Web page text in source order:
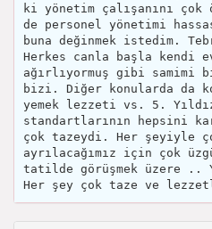
ki yönetim çalışanını çok
de personel yönetimi
buna değinmek istedim.
Herkes canla başla kendi
ağırlıyormuş gibi samimi
bizi. Diğer konularda da
yemek lezzeti vs. 5.
standartlarının hepsini
çok tazeydi. Her şeyiyle
ayrılacağımız için çok
tatilde görüşmek üzere ..
Her şey çok taze ve